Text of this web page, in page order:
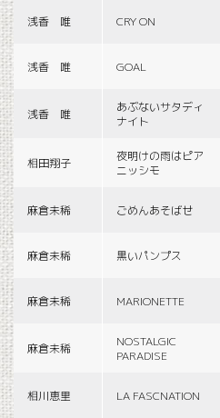
浅香 唯 CRY ON
浅香 唯 GOAL
浅香 唯
あぶないサタディ
ナイト
相田翔子
夜明けの雨はピア
ニッシモ
麻倉未稀 ごめんあそばせ
麻倉未稀 黒いパンプス
麻倉未稀 MARIONETTE
麻倉未稀
NOSTALGIC
PARADISE
相川恵里 LA FASCNATION